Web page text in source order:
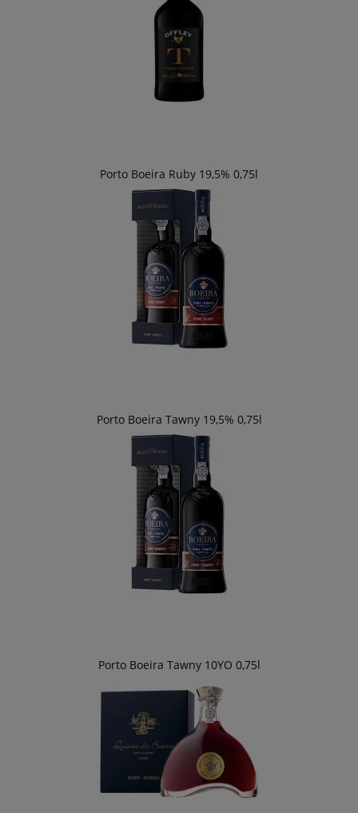
Porto Boeira Ruby 19,5% 0,75l
Porto Boeira Tawny 19,5% 0,75l
Porto Boeira Tawny 10YO 0,75l